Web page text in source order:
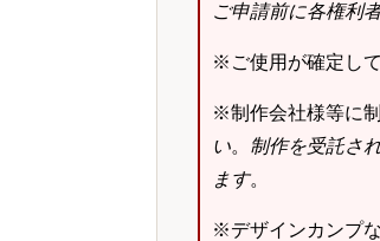
ご申請前に各権利
※ご使用が確定し
※制作会社様等に
い。 制作を受託さ
ます。
※デザインカンプ